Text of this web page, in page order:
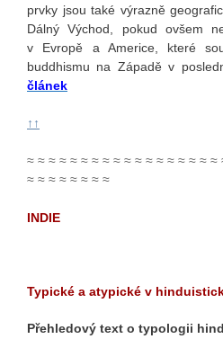
prvky jsou také výrazně
Dálný Východ, pokud ovšem
v Evropě a Americe, které
buddhismu na Západě v
článek
↑↑
≈ ≈ ≈ ≈ ≈ ≈ ≈ ≈ ≈ ≈ ≈ ≈ ≈ ≈ ≈ ≈ ≈
≈ ≈ ≈ ≈ ≈ ≈ ≈ ≈
INDIE
Typické a atypické v
Přehledový text o typologii